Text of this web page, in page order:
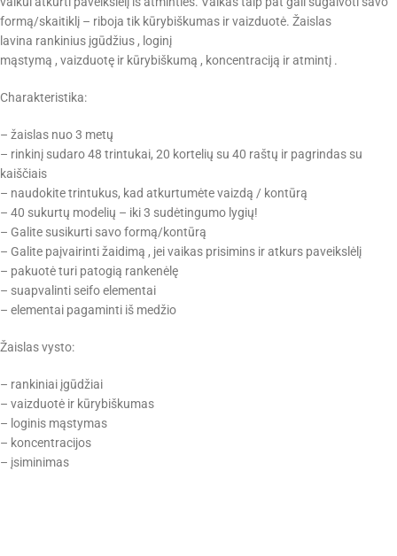
formą/skaitiklį – riboja tik kūrybiškumas ir vaizduotė. Žaislas
lavina rankinius įgūdžius , loginį
mąstymą , vaizduotę ir kūrybiškumą , koncentraciją ir atmintį .
Charakteristika:
– žaislas nuo 3 metų
– rinkinį sudaro 48 trintukai, 20 kortelių su 40 raštų ir pagrindas su
kaiščiais
– naudokite trintukus, kad atkurtumėte vaizdą / kontūrą
– 40 sukurtų modelių – iki 3 sudėtingumo lygių!
– Galite susikurti savo formą/kontūrą
– Galite paįvairinti žaidimą , jei vaikas prisimins ir atkurs paveikslėlį
– pakuotė turi patogią rankenėlę
– suapvalinti seifo elementai
– elementai pagaminti iš medžio
Žaislas vysto:
– rankiniai įgūdžiai
– vaizduotė ir kūrybiškumas
– loginis mąstymas
– koncentracijos
– įsiminimas